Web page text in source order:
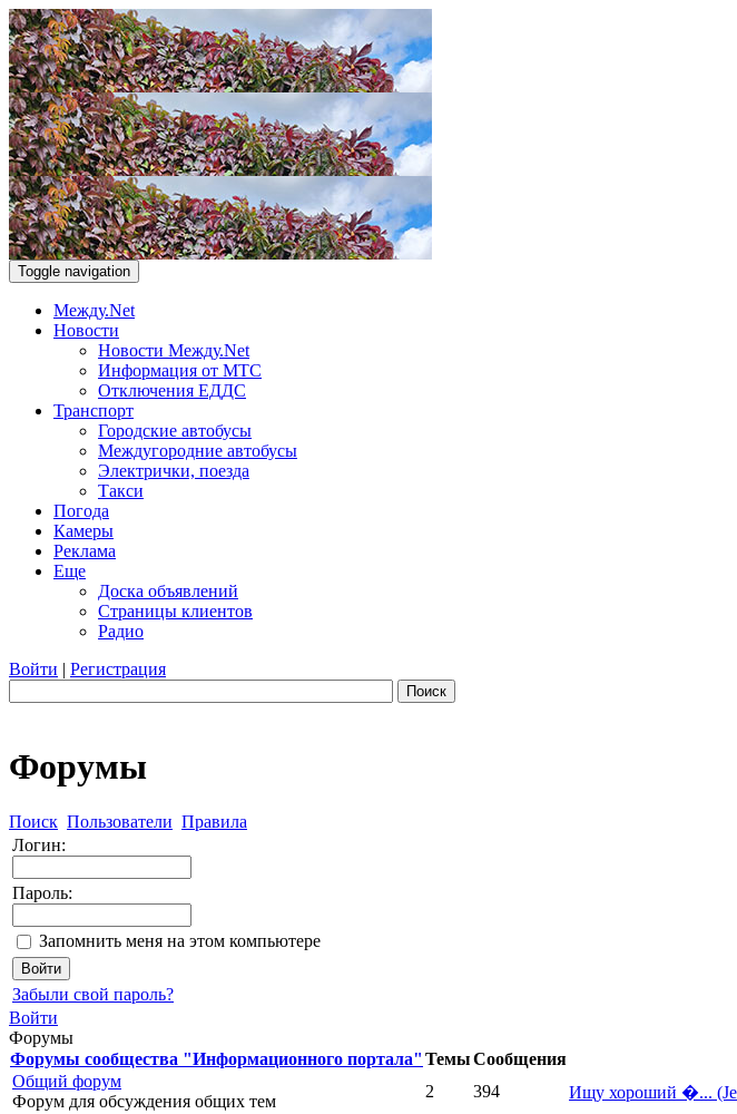
Toggle navigation
Между.Net
Новости
Новости Между.Net
Информация от МТС
Отключения ЕДДС
Транспорт
Городские автобусы
Междугородние автобусы
Электрички, поезда
Такси
Погода
Камеры
Реклама
Еще
Доска объявлений
Страницы клиентов
Радио
Войти | Регистрация
Поиск
Форумы
Поиск Пользователи Правила
Логин:
Пароль:
Запомнить меня на этом компьютере
Забыли свой пароль?
Войти
Форумы
Форумы сообщества "Информационного портала" ТемыСообщения
Общий форум
Форум для обсуждения общих тем
2 394 Ищу хороший �...